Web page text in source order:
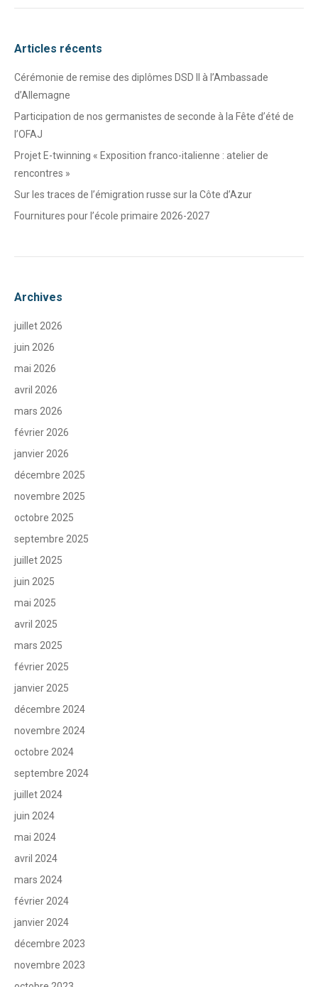
Articles récents
Cérémonie de remise des diplômes DSD II à l’Ambassade
d’Allemagne
Participation de nos germanistes de seconde à la Fête d’été de
l’OFAJ
Projet E-twinning « Exposition franco-italienne : atelier de
rencontres »
Sur les traces de l’émigration russe sur la Côte d’Azur
Fournitures pour l’école primaire 2026-2027
Archives
juillet 2026
juin 2026
mai 2026
avril 2026
mars 2026
février 2026
janvier 2026
décembre 2025
novembre 2025
octobre 2025
septembre 2025
juillet 2025
juin 2025
mai 2025
avril 2025
mars 2025
février 2025
janvier 2025
décembre 2024
novembre 2024
octobre 2024
septembre 2024
juillet 2024
juin 2024
mai 2024
avril 2024
mars 2024
février 2024
janvier 2024
décembre 2023
novembre 2023